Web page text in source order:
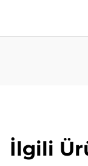
İlgili